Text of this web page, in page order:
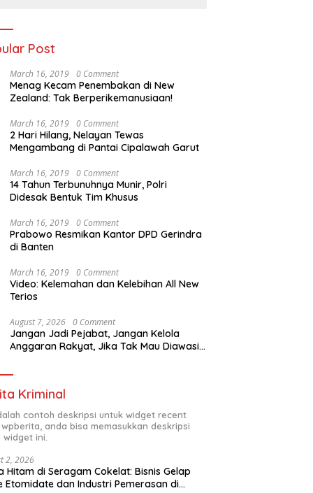
Post
March 16, 2019 0 Comment
Menag Kecam Penembakan di New
Zealand: Tak Berperikemanusiaan!
March 16, 2019 0 Comment
2 Hari Hilang, Nelayan Tewas
Mengambang di Pantai Cipalawah Garut
March 16, 2019 0 Comment
14 Tahun Terbunuhnya Munir, Polri
Didesak Bentuk Tim Khusus
March 16, 2019 0 Comment
Prabowo Resmikan Kantor DPD Gerindra
di Banten
March 16, 2019 0 Comment
Video: Kelemahan dan Kelebihan All New
Terios
August 7, 2026 0 Comment
Jangan Jadi Pejabat, Jangan Kelola
Anggaran Rakyat, Jika Tak Mau Diawasi
Kriminal
contoh deskripsi untuk widget recent
anda bisa memasukkan deskripsi
widget ini.
2, 2026
Hitam di Seragam Cokelat: Bisnis Gelap
Etomidate dan Industri Pemerasan di